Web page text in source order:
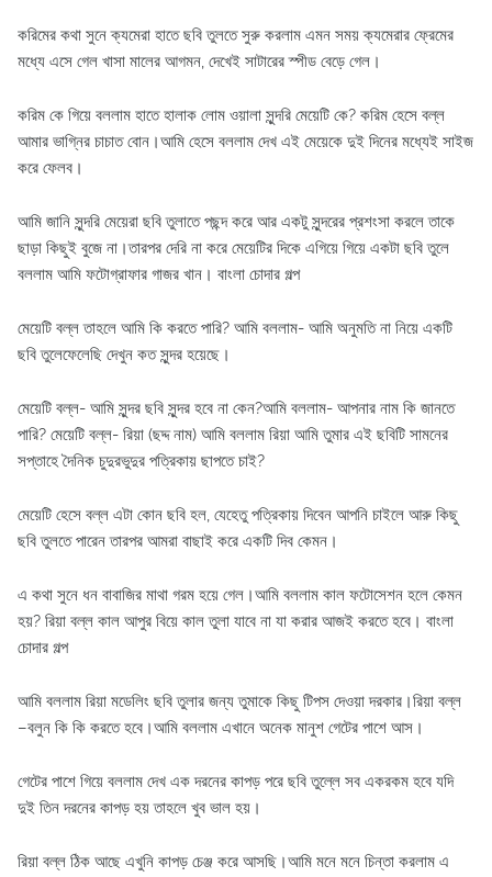
করিমের কথা সুনে ক্যমেরা হাতে ছবি তুলতে সুরু করলাম এমন সময় ক্যমেরার ফ্রেমের
মধ্যে এসে গেল খাসা মালের আগমন, দেখেই সাটারের স্পীড বেড়ে গেল।
করিম কে গিয়ে বললাম হাতে হালাক লোম ওয়ালা সুন্দরি মেয়েটি কে? করিম হেসে বল্ল
আমার ভাগ্নির চাচাত বোন।আমি হেসে বললাম দেখ এই মেয়েকে দুই দিনের মধ্যেই সাইজ
করে ফেলব।
আমি জানি সুন্দরি মেয়েরা ছবি তুলাতে পছন্দ করে আর একটু সুন্দরের প্রশংসা করলে তাকে
ছাড়া কিছুই বুজে না।তারপর দেরি না করে মেয়েটির দিকে এগিয়ে গিয়ে একটা ছবি তুলে
বললাম আমি ফটোগ্রাফার গাজর খান। বাংলা চোদার গল্প
মেয়েটি বল্ল তাহলে আমি কি করতে পারি? আমি বললাম- আমি অনুমতি না নিয়ে একটি
ছবি তুলেফেলেছি দেখুন কত সুন্দর হয়েছে।
মেয়েটি বল্ল- আমি সুন্দর ছবি সুন্দর হবে না কেন?আমি বললাম- আপনার নাম কি জানতে
পারি? মেয়েটি বল্ল- রিয়া (ছদ্দ নাম) আমি বললাম রিয়া আমি তুমার এই ছবিটি সামনের
সপ্তাহে দৈনিক চুদুরভুদুর পত্রিকায় ছাপতে চাই?
মেয়েটি হেসে বল্ল এটা কোন ছবি হল, যেহেতু পত্রিকায় দিবেন আপনি চাইলে আরু কিছু
ছবি তুলতে পারেন তারপর আমরা বাছাই করে একটি দিব কেমন।
এ কথা সুনে ধন বাবাজির মাথা গরম হয়ে গেল।আমি বললাম কাল ফটোসেশন হলে কেমন
হয়? রিয়া বল্ল কাল আপুর বিয়ে কাল তুলা যাবে না যা করার আজই করতে হবে। বাংলা
চোদার গল্প
আমি বললাম রিয়া মডেলিং ছবি তুলার জন্য তুমাকে কিছু টিপস দেওয়া দরকার।রিয়া বল্ল
–বলুন কি কি করতে হবে।আমি বললাম এখানে অনেক মানুশ গেটের পাশে আস।
গেটের পাশে গিয়ে বললাম দেখ এক দরনের কাপড় পরে ছবি তুল্লে সব একরকম হবে যদি
দুই তিন দরনের কাপড় হয় তাহলে খুব ভাল হয়।
রিয়া বল্ল ঠিক আছে এখুনি কাপড় চেঞ্জ করে আসছি।আমি মনে মনে চিন্তা করলাম এ